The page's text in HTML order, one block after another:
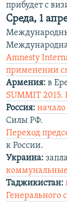
прибудет с
Среда, 1
Amnesty
применении
Армения: в
SUMMIT 2015.
Россия:
Силы РФ.
Переход
к России.
Украина:
коммунальные
Таджикистан:
Генерального